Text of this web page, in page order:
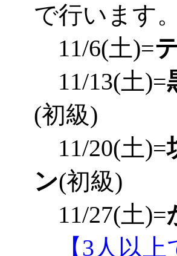
で行います。
11/6(土)=
11/13(土)=
(初級)
11/20(土)=
ン(初級)
11/27(土)=
【3人以上